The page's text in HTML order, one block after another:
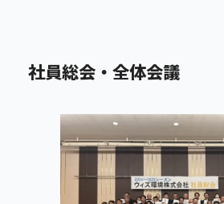
社員総会・全体会議